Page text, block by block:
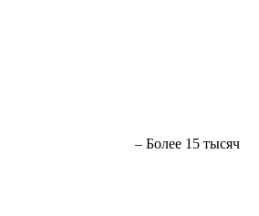
– Более 15 тысяч